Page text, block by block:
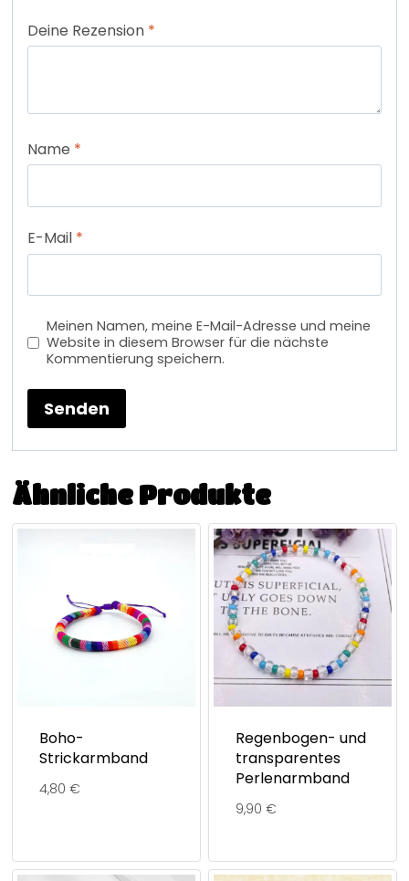
Deine Rezension *
Name *
E-Mail *
Meinen Namen, meine E-Mail-Adresse und meine
Website in diesem Browser für die nächste
Kommentierung speichern.
Ähnliche Produkte
Boho-
Strickarmband
4,80 €
Regenbogen- und
transparentes
Perlenarmband
9,90 €